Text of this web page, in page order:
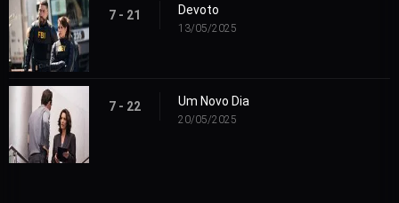
7 - 21 Devoto
13/05/2025
7 - 22 Um Novo Dia
20/05/2025